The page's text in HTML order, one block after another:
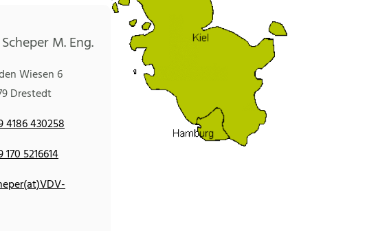
M. Eng.
Wiesen 6
Drestedt
4186 430258
170 5216614